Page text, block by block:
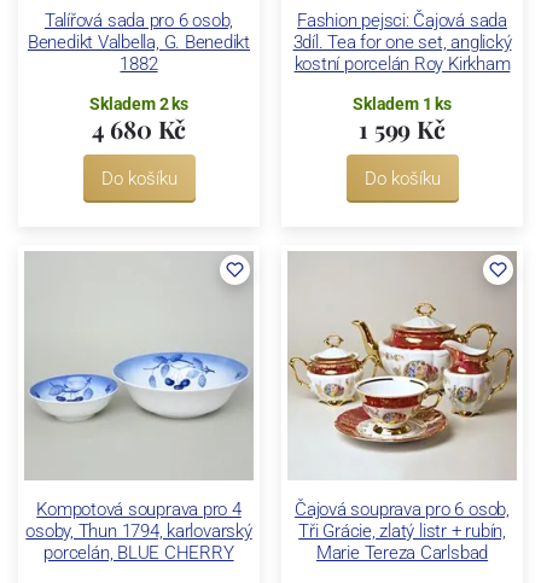
Talířová sada pro 6 osob,
Benedikt Valbella, G. Benedikt
1882
Skladem 2 ks
4 680 Kč
Do košíku
Fashion pejsci: Čajová sada
3díl. Tea for one set, anglický
kostní porcelán Roy Kirkham
Skladem 1 ks
1 599 Kč
Do košíku
Kompotová souprava pro 4
osoby, Thun 1794, karlovarský
porcelán, BLUE CHERRY
Čajová souprava pro 6 osob,
Tři Grácie, zlatý listr + rubín,
Marie Tereza Carlsbad